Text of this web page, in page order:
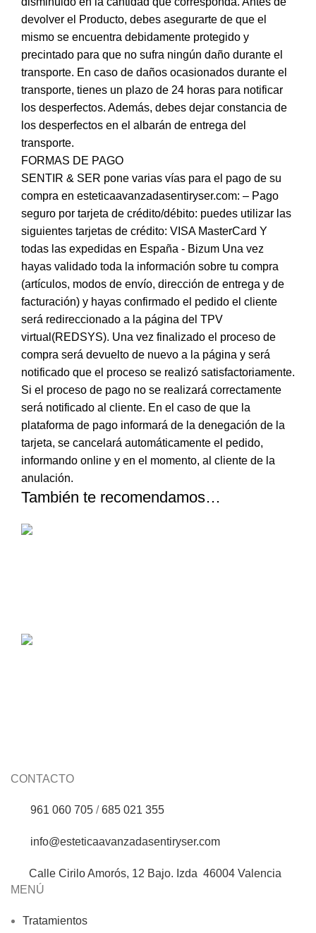
devolver el Producto, debes asegurarte de que el
mismo se encuentra debidamente protegido y
precintado para que no sufra ningún daño durante el
transporte. En caso de daños ocasionados durante el
transporte, tienes un plazo de 24 horas para notificar
los desperfectos. Además, debes dejar constancia de
los desperfectos en el albarán de entrega del
transporte.
FORMAS DE PAGO
SENTIR & SER pone varias vías para el pago de su
compra en esteticaavanzadasentiryser.com: – Pago
seguro por tarjeta de crédito/débito: puedes utilizar las
siguientes tarjetas de crédito: VISA MasterCard Y
todas las expedidas en España - Bizum Una vez
hayas validado toda la información sobre tu compra
(artículos, modos de envío, dirección de entrega y de
facturación) y hayas confirmado el pedido el cliente
será redireccionado a la página del TPV
virtual(REDSYS). Una vez finalizado el proceso de
compra será devuelto de nuevo a la página y será
notificado que el proceso se realizó satisfactoriamente.
Si el proceso de pago no se realizará correctamente
será notificado al cliente. En el caso de que la
plataforma de pago informará de la denegación de la
tarjeta, se cancelará automáticamente el pedido,
informando online y en el momento, al cliente de la
anulación.
También te recomendamos…
CONTACTO
961 060 705 /685 021 355
info@esteticaavanzadasentiryser.com
Calle Cirilo Amorós, 12 Bajo. Izda 46004 Valencia
MENÚ
Tratamientos